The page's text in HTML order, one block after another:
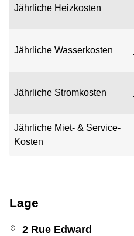
Jährliche Heizkosten
Jährliche Wasserkosten
Jährliche Stromkosten
Jährliche Miet- & Service-
Kosten
Lage
2 Rue Edward